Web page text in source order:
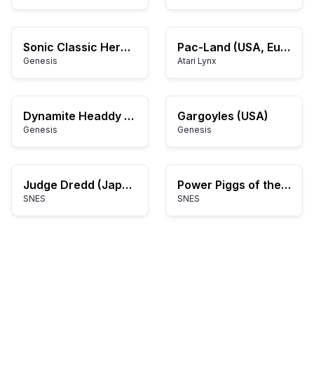
Sonic Classic Heroes
Genesis
Pac-Land (USA, Europe)
Atari Lynx
Dynamite Headdy (Japan)
Genesis
Gargoyles (USA)
Genesis
Judge Dredd (Japan)
SNES
Power Piggs of the Dark Age (Europe)
SNES